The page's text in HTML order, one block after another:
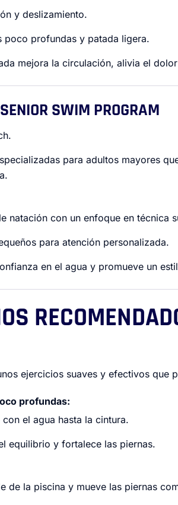
y deslizamiento.
poco profundas y patada ligera.
mejora la circulación, alivia el
SWIM PROGRAM
para adultos mayores
natación con un enfoque en técnica
para atención personalizada.
en el agua y promueve un
ejercicios suaves y efectivos que
profundas:
el agua hasta la cintura.
equilibrio y fortalece las piernas.
de la piscina y mueve las piernas